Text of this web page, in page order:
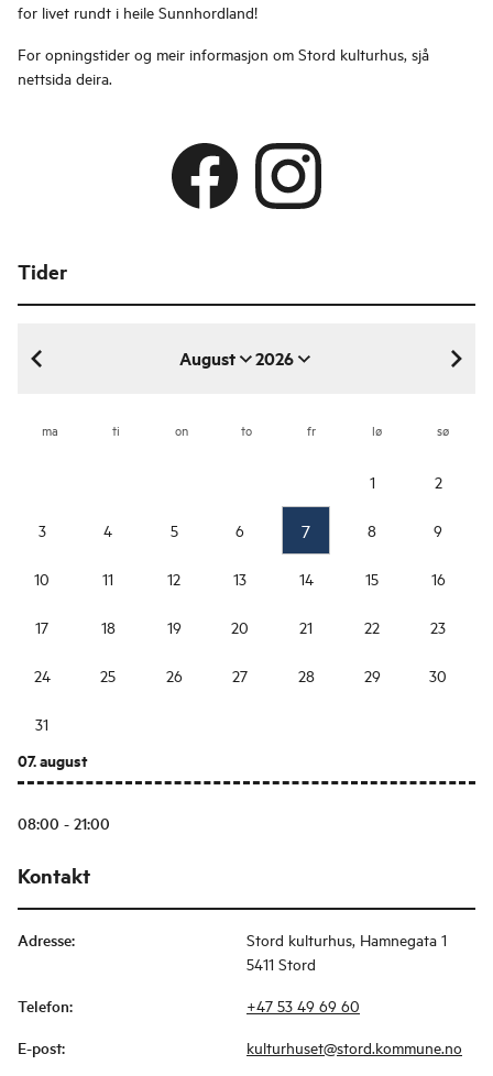
for livet rundt i heile Sunnhordland!
For opningstider og meir informasjon om Stord kulturhus, sjå
nettsida deira.
Tider
August 2026
august 2026
ma ti on to fr lø sø
1 2
3 4 5 6 7 8 9
10 11 12 13 14 15 16
17 18 19 20 21 22 23
24 25 26 27 28 29 30
31
07. august
08:00 - 21:00
Kontakt
Adresse:
Stord kulturhus, Hamnegata 1
5411 Stord
Telefon: +47 53 49 69 60
E-post: kulturhuset@stord.kommune.no